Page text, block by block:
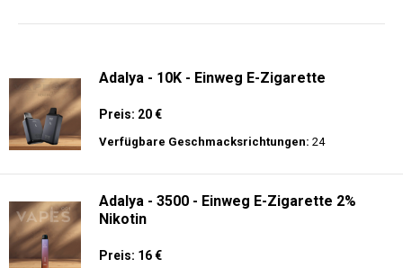
Adalya - 10K - Einweg E-Zigarette
Preis: 20 €
Verfügbare Geschmacksrichtungen: 24
Adalya - 3500 - Einweg E-Zigarette 2%
Nikotin
Preis: 16 €